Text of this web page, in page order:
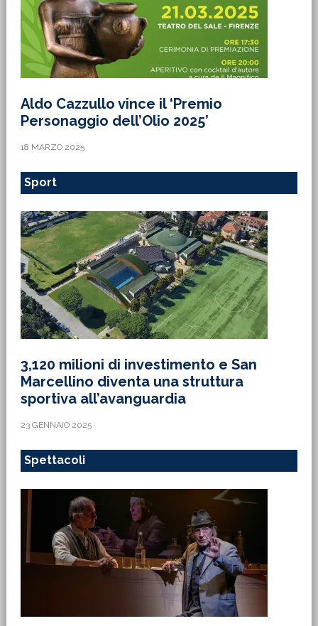
Aldo Cazzullo vince il ‘Premio
Personaggio dell’Olio 2025’
18 MARZO 2025
Sport
3,120 milioni di investimento e San
Marcellino diventa una struttura
sportiva all’avanguardia
23 GENNAIO 2025
Spettacoli